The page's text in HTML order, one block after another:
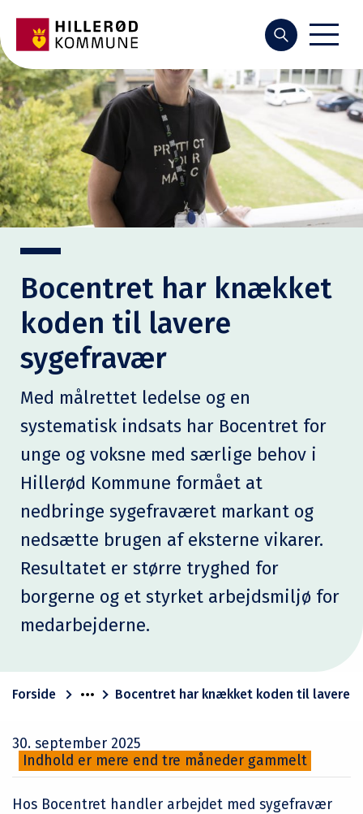
Søg
Bocentret har knækket
koden til lavere
sygefravær
Med målrettet ledelse og en
systematisk indsats har Bocentret for
unge og voksne med særlige behov i
Hillerød Kommune formået at
nedbringe sygefraværet markant og
nedsætte brugen af eksterne vikarer.
Resultatet er større tryghed for
borgerne og et styrket arbejdsmiljø for
medarbejderne.
Forside Bocentret har knækket koden til lavere
30. september 2025
Indhold er mere end tre måneder gammelt
Hos Bocentret handler arbejdet med sygefravær